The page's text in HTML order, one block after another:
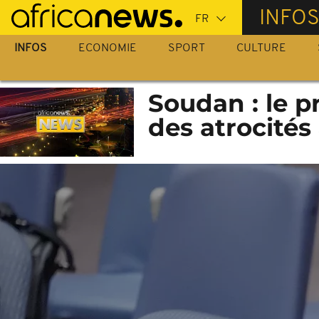
Passer
au
contenu
INFOS
INFOS ECONOMIE SPORT CULTURE
Soudan : le
des